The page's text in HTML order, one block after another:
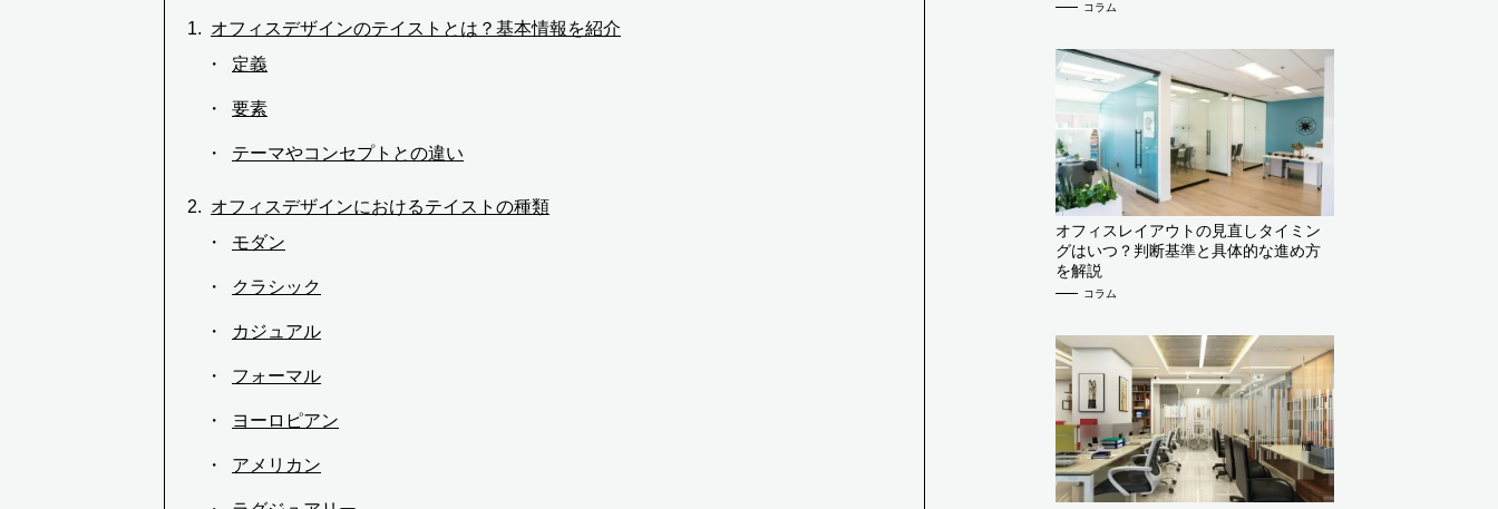
コラム
オフィスレイアウトの見直しタイミン
グはいつ？判断基準と具体的な進め方
を解説
コラム
オフィスデザインのテイストとは？基本情報を紹介
定義
要素
テーマやコンセプトとの違い
オフィスデザインにおけるテイストの種類
モダン
クラシック
カジュアル
フォーマル
ヨーロピアン
アメリカン